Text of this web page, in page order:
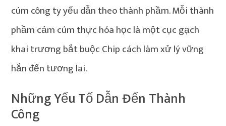
cúm công ty yếu dẫn theo thành phầm. Mỗi thành
phầm cảm cúm thực hóa học là một cục gạch
khai trương bắt buộc Chip cách làm xử lý vững
hẳn đến tương lai.
Những Yếu Tố Dẫn Đến Thành
Công